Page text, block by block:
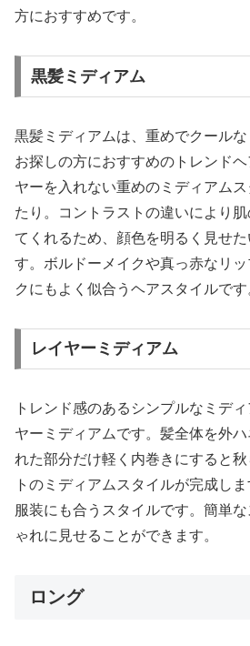
方におすすめです。
黒髪ミディアム
黒髪ミディアムは、重めでクール
お探しの方におすすめのトレンド
ヤーを入れない重めのミディアム
たり。コントラストの違いにより
てくれるため、顔色を明るく見せ
す。ボルドーメイクや真っ赤なリ
クにもよく似合うヘアスタイルです
レイヤーミディアム
トレンド感のあるシンプルなミデ
ヤーミディアムです。髪全体を外
れた部分だけ軽く内巻きにすると
トのミディアムスタイルが完成し
服装にも合うスタイルです。簡単
ゃれに見せることができます。
ロング